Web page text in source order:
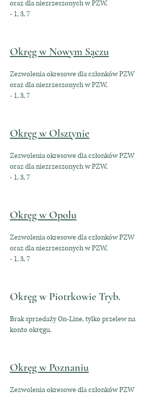
oraz dla niezrzeszonych w PZW,
- 1, 3, 7
Okręg w Nowym Sączu
Zezwolenia okresowe dla członków PZW
oraz dla niezrzeszonych w PZW,
- 1, 3, 7
Okręg w Olsztynie
Zezwolenia okresowe dla członków PZW
oraz dla niezrzeszonych w PZW,
- 1, 3, 7
Okręg w Opolu
Zezwolenia okresowe dla członków PZW
oraz dla niezrzeszonych w PZW,
- 1, 3, 7
Okręg w Piotrkowie Tryb.
Brak sprzedaży On-Line, tylko przelew na
konto okręgu.
Okręg w Poznaniu
Zezwolenia okresowe dla członków PZW